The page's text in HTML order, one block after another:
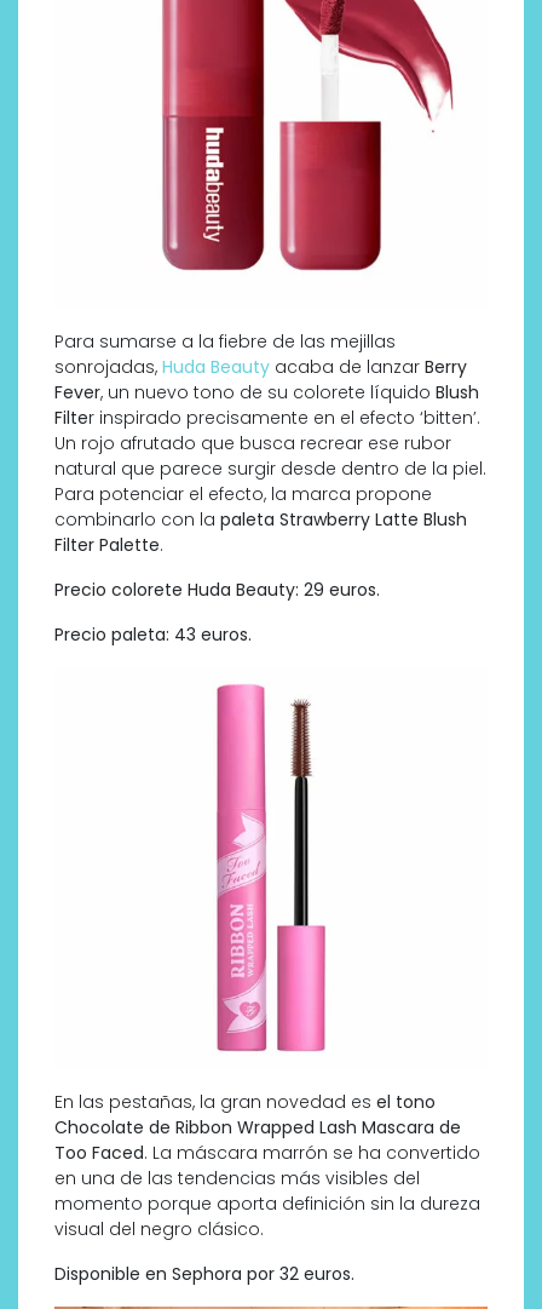
Para sumarse a la fiebre de las mejillas
sonrojadas, Huda Beauty acaba de lanzar Berry
Fever, un nuevo tono de su colorete líquido Blush
Filter inspirado precisamente en el efecto ‘bitten’.
Un rojo afrutado que busca recrear ese rubor
natural que parece surgir desde dentro de la piel.
Para potenciar el efecto, la marca propone
combinarlo con la paleta Strawberry Latte Blush
Filter Palette.
Precio colorete Huda Beauty: 29 euros.
Precio paleta: 43 euros.
En las pestañas, la gran novedad es el tono
Chocolate de Ribbon Wrapped Lash Mascara de
Too Faced. La máscara marrón se ha convertido
en una de las tendencias más visibles del
momento porque aporta definición sin la dureza
visual del negro clásico.
Disponible en Sephora por 32 euros.